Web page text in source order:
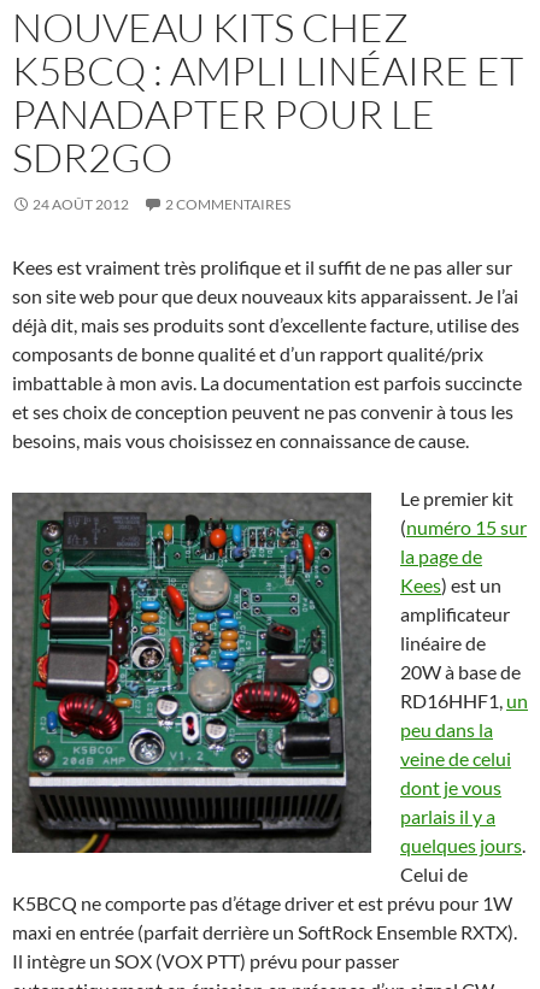
NOUVEAU KITS CHEZ
K5BCQ : AMPLI LINÉAIRE ET
PANADAPTER POUR LE
SDR2GO
24 AOÛT 2012 2 COMMENTAIRES
Kees est vraiment très prolifique et il suffit de ne pas aller sur
son site web pour que deux nouveaux kits apparaissent. Je l’ai
déjà dit, mais ses produits sont d’excellente facture, utilise des
composants de bonne qualité et d’un rapport qualité/prix
imbattable à mon avis. La documentation est parfois succincte
et ses choix de conception peuvent ne pas convenir à tous les
besoins, mais vous choisissez en connaissance de cause.
Le premier kit
(numéro 15 sur
la page de
Kees) est un
amplificateur
linéaire de
20W à base de
RD16HHF1, un
peu dans la
veine de celui
dont je vous
parlais il y a
quelques jours.
Celui de
K5BCQ ne comporte pas d’étage driver et est prévu pour 1W
maxi en entrée (parfait derrière un SoftRock Ensemble RXTX).
Il intègre un SOX (VOX PTT) prévu pour passer